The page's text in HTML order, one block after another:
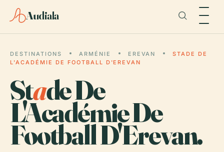
Audiala
DESTINATIONS ARMÉNIE EREVAN
STADE DE
L'ACADÉMIE DE FOOTBALL D'EREVAN
Stade De
L'Académie De
Football D'Erevan.